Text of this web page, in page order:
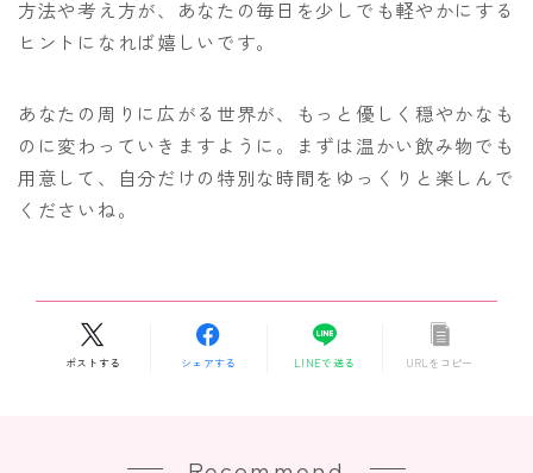
方法や考え方が、あなたの毎日を少しでも軽やかにする
ヒントになれば嬉しいです。
あなたの周りに広がる世界が、もっと優しく穏やかなも
のに変わっていきますように。まずは温かい飲み物でも
用意して、自分だけの特別な時間をゆっくりと楽しんで
くださいね。
ポストする シェアする LINEで送る URLをコピー